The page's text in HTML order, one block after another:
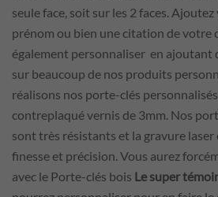
seule face, soit sur les 2 faces.
prénom ou bien une citation de votre
également personnaliser en ajoutant
sur beaucoup de nos produits
réalisons nos porte-clés
contreplaqué vernis de 3mm. Nos
sont très résistants et la gravure laser
finesse et précision. Vous aurez
avec le Porte-clés bois Le super